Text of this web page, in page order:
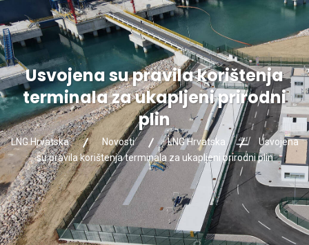
Usvojena su pravila korištenja
terminala za ukapljeni prirodni
plin
LNG Hrvatska Novosti LNG Hrvatska
Usvojena
su pravila korištenja terminala za ukapljeni prirodni plin